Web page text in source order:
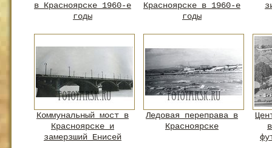
в Красноярске 1960-е
годы
Красноярске в 1960-е
годы
Коммунальный мост в
Красноярске и
замерзший Енисей
Ледовая переправа в
Красноярске